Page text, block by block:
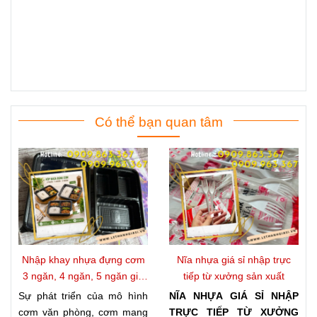
Có thể bạn quan tâm
Nhập khay nhựa đựng cơm
3 ngăn, 4 ngăn, 5 ngăn giá
kho
Sự phát triển của mô hình
cơm văn phòng, cơm mang
Nĩa nhựa giá sỉ nhập trực
tiếp từ xưởng sản xuất
NĨA NHỰA GIÁ SỈ NHẬP
TRỰC TIẾP TỪ XƯỞNG